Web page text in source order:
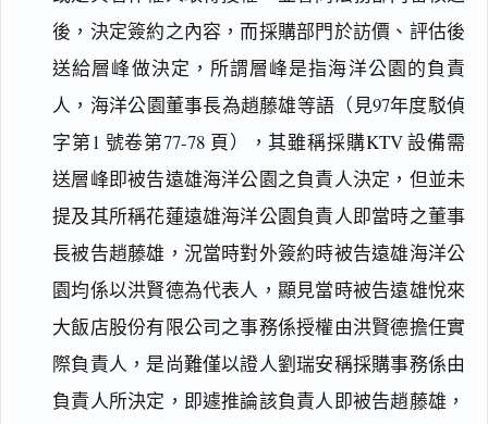
後，決定簽約之內容，而採購部門於訪價、評估後
送給層峰做決定，所謂層峰是指海洋公園的負責
人，海洋公園董事長為趙藤雄等語（見97年度駁偵
字第1 號卷第77-78 頁），其雖稱採購KTV 設備需
送層峰即被告遠雄海洋公園之負責人決定，但並未
提及其所稱花蓮遠雄海洋公園負責人即當時之董事
長被告趙藤雄，況當時對外簽約時被告遠雄海洋公
園均係以洪賢德為代表人，顯見當時被告遠雄悅來
大飯店股份有限公司之事務係授權由洪賢德擔任實
際負責人，是尚難僅以證人劉瑞安稱採購事務係由
負責人所決定，即遽推論該負責人即被告趙藤雄，